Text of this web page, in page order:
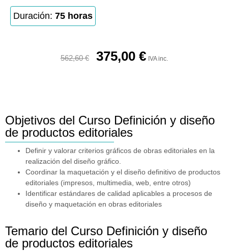
Duración: 75 horas
562,60€ 375,00 € IVA inc.
Objetivos del Curso Definición y diseño
de productos editoriales
Definir y valorar criterios gráficos de obras editoriales en la
realización del diseño gráfico.
Coordinar la maquetación y el diseño definitivo de productos
editoriales (impresos, multimedia, web, entre otros)
Identificar estándares de calidad aplicables a procesos de
diseño y maquetación en obras editoriales
Temario del Curso Definición y diseño
de productos editoriales